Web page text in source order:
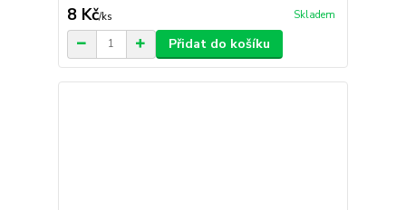
8 Kč/ks Skladem
Přidat do košíku